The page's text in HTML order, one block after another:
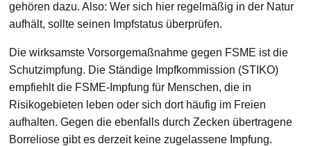
gehören dazu. Also: Wer sich hier regelmäßig in der Natur
aufhält, sollte seinen Impfstatus überprüfen.
Die wirksamste Vorsorgemaßnahme gegen FSME ist die
Schutzimpfung. Die Ständige Impfkommission (STIKO)
empfiehlt die FSME-Impfung für Menschen, die in
Risikogebieten leben oder sich dort häufig im Freien
aufhalten. Gegen die ebenfalls durch Zecken übertragene
Borreliose gibt es derzeit keine zugelassene Impfung.